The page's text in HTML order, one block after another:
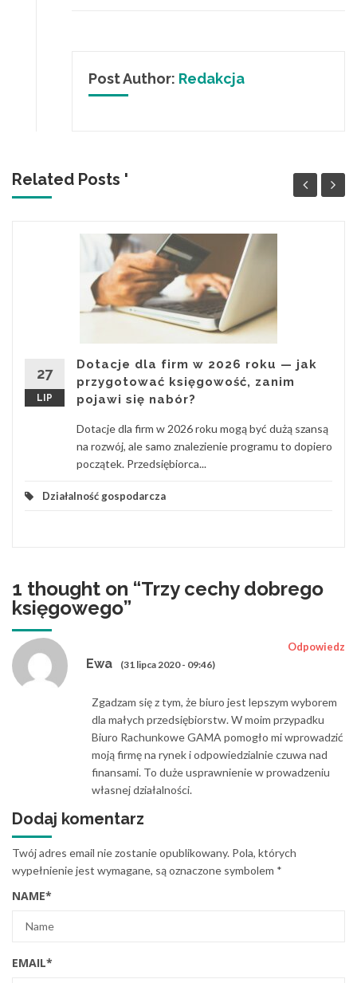
Post Author: Redakcja
Related Posts '
27
LIP
Dotacje dla firm w 2026 roku — jak
przygotować księgowość, zanim
pojawi się nabór?
Dotacje dla firm w 2026 roku mogą być dużą szansą
na rozwój, ale samo znalezienie programu to dopiero
początek. Przedsiębiorca...
Działalność gospodarcza
1 thought on “Trzy cechy dobrego
księgowego”
Ewa (31 lipca 2020 - 09:46)
Odpowiedz
Zgadzam się z tym, że biuro jest lepszym wyborem
dla małych przedsiębiorstw. W moim przypadku
Biuro Rachunkowe GAMA pomogło mi wprowadzić
moją firmę na rynek i odpowiedzialnie czuwa nad
finansami. To duże usprawnienie w prowadzeniu
własnej działalności.
Dodaj komentarz
Twój adres email nie zostanie opublikowany. Pola, których
wypełnienie jest wymagane, są oznaczone symbolem *
NAME*
EMAIL*